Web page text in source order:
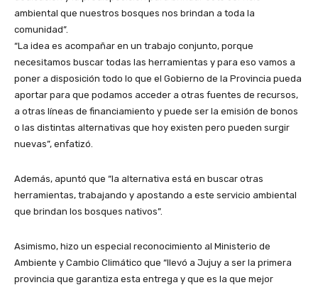
ambiental que nuestros bosques nos brindan a toda la
comunidad”.
“La idea es acompañar en un trabajo conjunto, porque
necesitamos buscar todas las herramientas y para eso vamos a
poner a disposición todo lo que el Gobierno de la Provincia pueda
aportar para que podamos acceder a otras fuentes de recursos,
a otras líneas de financiamiento y puede ser la emisión de bonos
o las distintas alternativas que hoy existen pero pueden surgir
nuevas”, enfatizó.
Además, apuntó que “la alternativa está en buscar otras
herramientas, trabajando y apostando a este servicio ambiental
que brindan los bosques nativos”.
Asimismo, hizo un especial reconocimiento al Ministerio de
Ambiente y Cambio Climático que “llevó a Jujuy a ser la primera
provincia que garantiza esta entrega y que es la que mejor